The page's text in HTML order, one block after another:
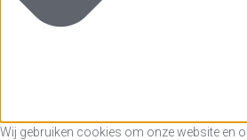
Wij gebruiken cookies om onze website en